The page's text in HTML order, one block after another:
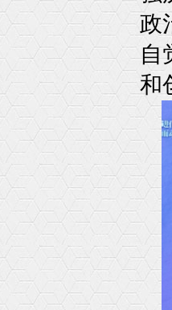
政
自
和